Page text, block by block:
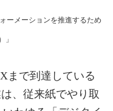
メーションを推進するため
」
まで到達している
、従来紙でやり取